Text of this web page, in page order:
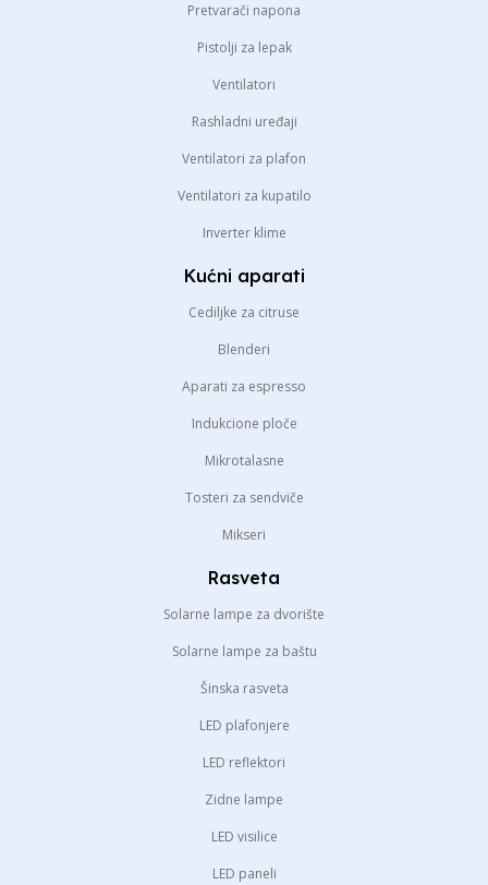
Pretvarači napona
Pistolji za lepak
Ventilatori
Rashladni uređaji
Ventilatori za plafon
Ventilatori za kupatilo
Inverter klime
Kućni aparati
Cediljke za citruse
Blenderi
Aparati za espresso
Indukcione ploče
Mikrotalasne
Tosteri za sendviče
Mikseri
Rasveta
Solarne lampe za dvorište
Solarne lampe za baštu
Šinska rasveta
LED plafonjere
LED reflektori
Zidne lampe
LED visilice
LED paneli